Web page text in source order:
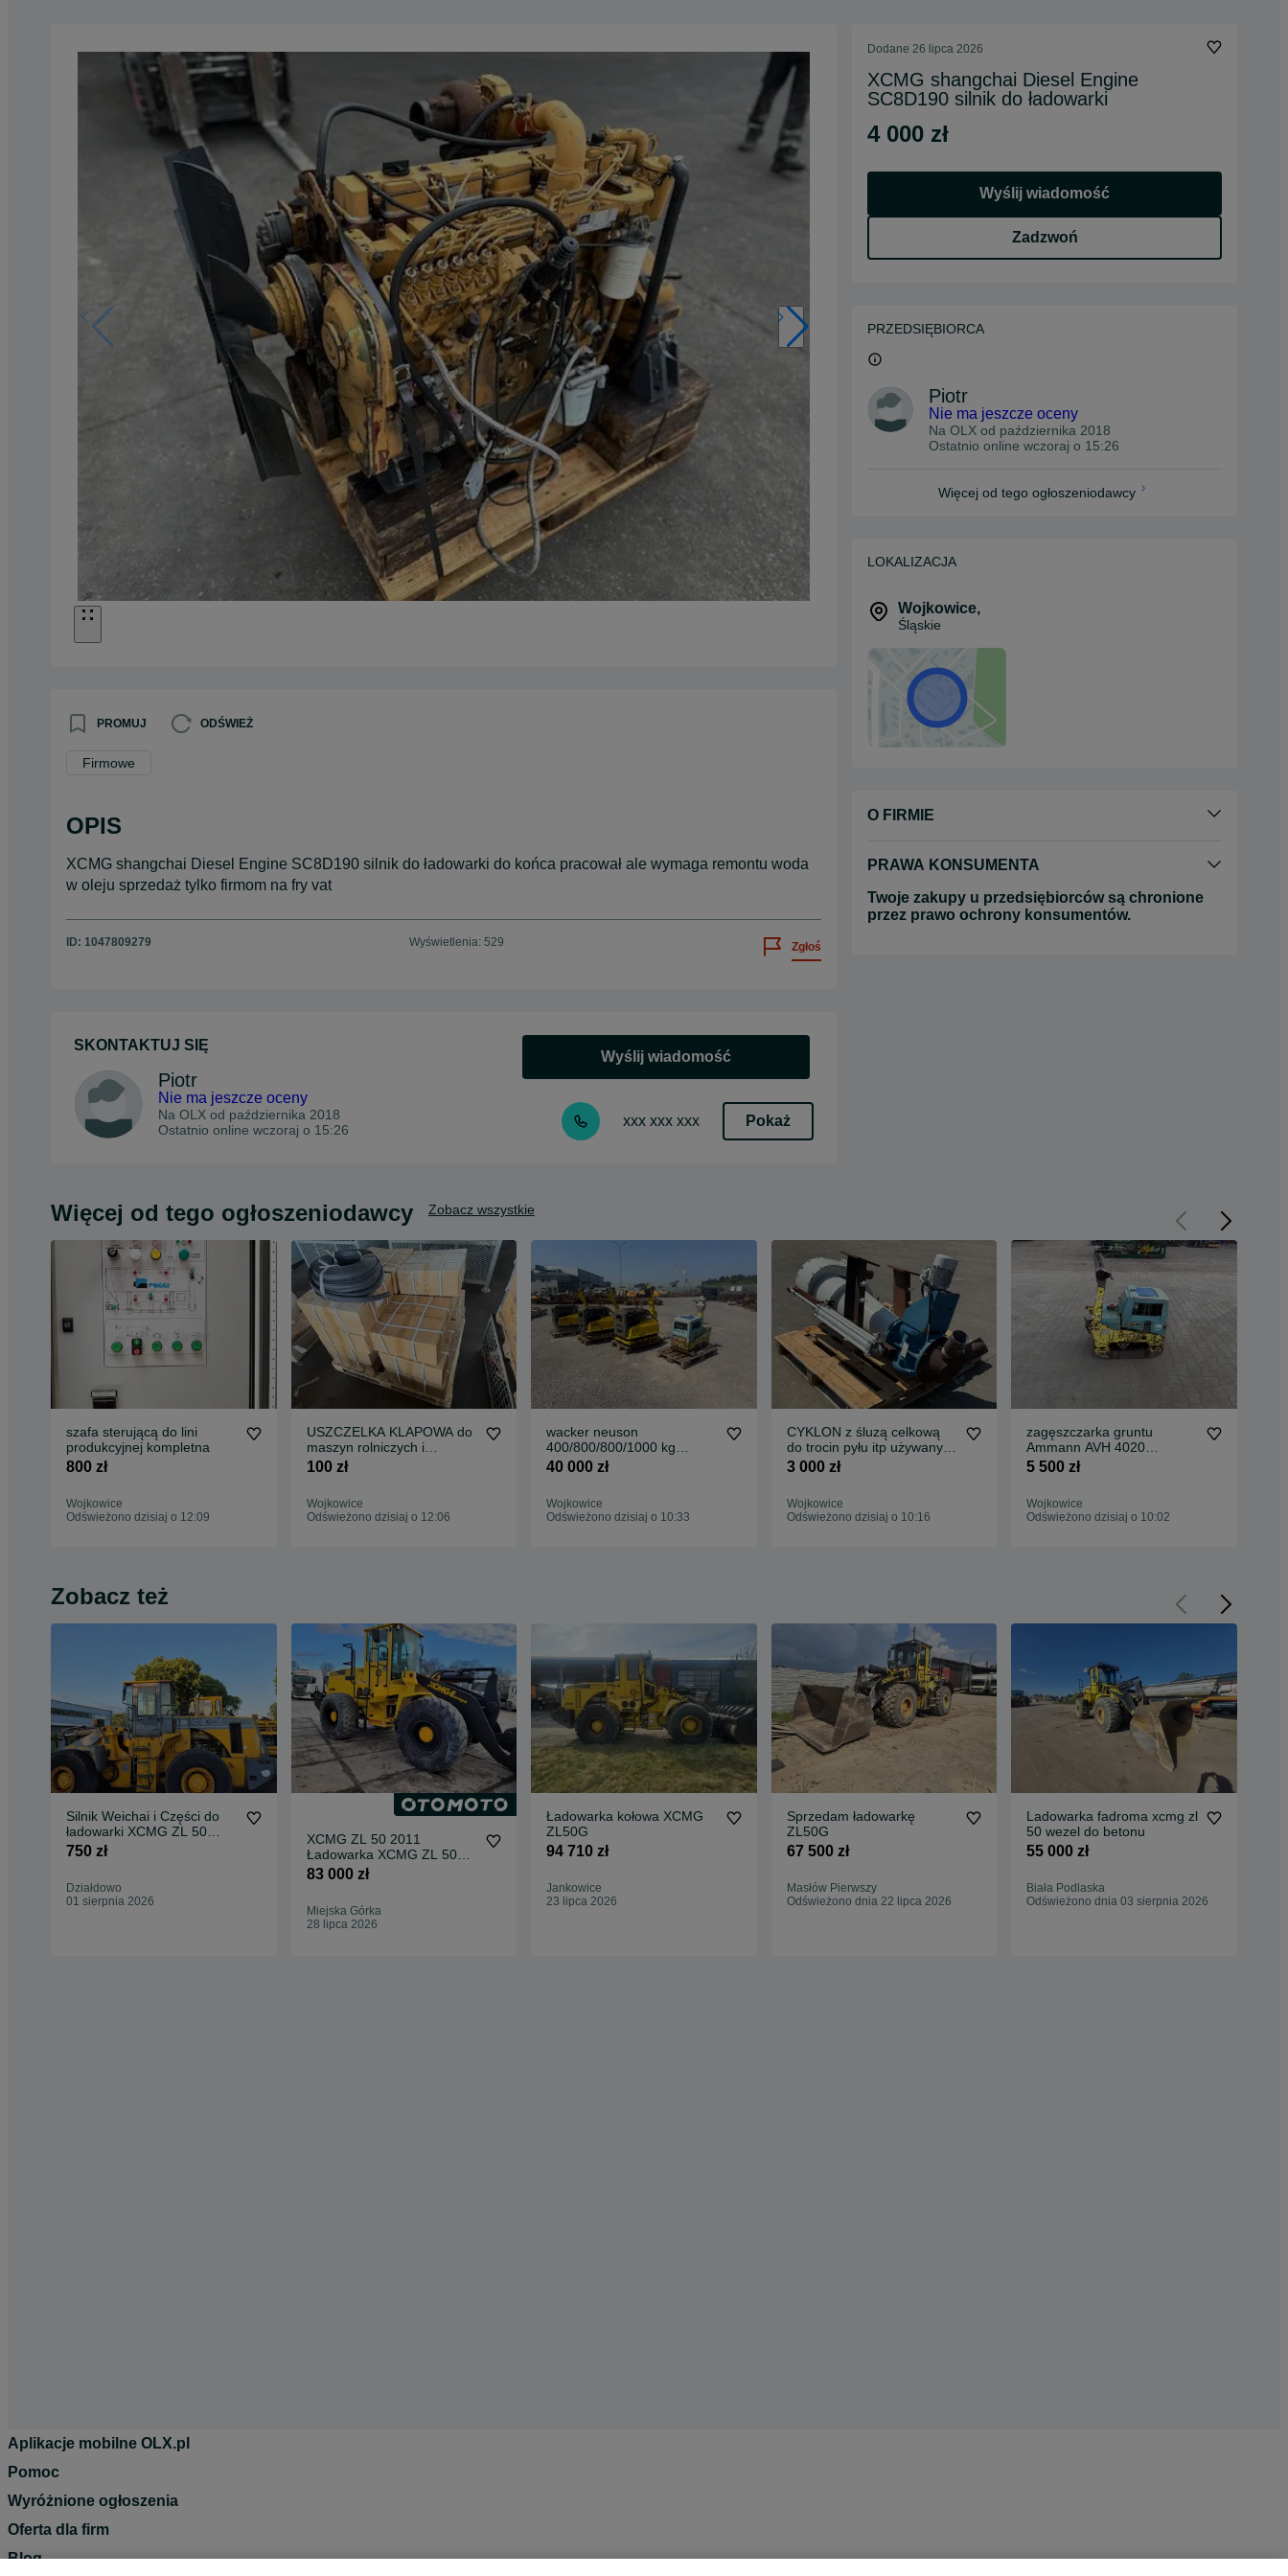
PROMUJ ODŚWIEŻ
Firmowe
OPIS
XCMG shangchai Diesel Engine SC8D190 silnik do ładowarki do końca pracował ale wymaga remontu woda
w oleju sprzedaż tylko firmom na fry vat
ID: 1047809279 Wyświetlenia: 529 Zgłoś
SKONTAKTUJ SIĘ
Piotr
Nie ma jeszcze oceny
Na OLX od października 2018
Ostatnio online wczoraj o 15:26
Wyślij wiadomość
xxx xxx xxx Pokaż
Dodane 26 lipca 2026
XCMG shangchai Diesel Engine
SC8D190 silnik do ładowarki
4 000 zł
Wyślij wiadomość
Zadzwoń
PRZEDSIĘBIORCA
Piotr
Nie ma jeszcze oceny
Na OLX od października 2018
Ostatnio online wczoraj o 15:26
Więcej od tego ogłoszeniodawcy
LOKALIZACJA
Wojkowice,
Śląskie
O FIRMIE
PRAWA KONSUMENTA
Twoje zakupy u przedsiębiorców są chronione
przez prawo ochrony konsumentów.
Więcej od tego ogłoszeniodawcy Zobacz wszystkie
szafa sterującą do lini
produkcyjnej kompletna
800 zł
Wojkowice
Odświeżono dzisiaj o 12:09
USZCZELKA KLAPOWA do
maszyn rolniczych i
budowlanych 50 mb
100 zł
Wojkowice
Odświeżono dzisiaj o 12:06
wacker neuson
400/800/800/1000 kg
komplet 4 zagęszczarki
40 000 zł
Wojkowice
Odświeżono dzisiaj o 10:33
CYKLON z śluzą celkową
do trocin pyłu itp używany
stan dobry
3 000 zł
Wojkowice
Odświeżono dzisiaj o 10:16
zagęszczarka gruntu
Ammann AVH 4020
sprawna silnik do poprawy
5 500 zł
Wojkowice
Odświeżono dzisiaj o 10:02
Zobacz też
Silnik Weichai i Części do
ładowarki XCMG ZL 50
skrzynia chłodnica pompa
chłodnica łyżka wysięgnik
750 zł
Działdowo
01 sierpnia 2026
XCMG ZL 50 2011
Ładowarka XCMG ZL 50
2011
83 000 zł
Miejska Górka
28 lipca 2026
Ładowarka kołowa XCMG
ZL50G
94 710 zł
Jankowice
23 lipca 2026
Sprzedam ładowarkę
ZL50G
67 500 zł
Masłów Pierwszy
Odświeżono dnia 22 lipca 2026
Ladowarka fadroma xcmg zl
50 wezel do betonu
55 000 zł
Biała Podlaska
Odświeżono dnia 03 sierpnia 2026
Aplikacje mobilne OLX.pl
Pomoc
Wyróżnione ogłoszenia
Oferta dla firm
Blog